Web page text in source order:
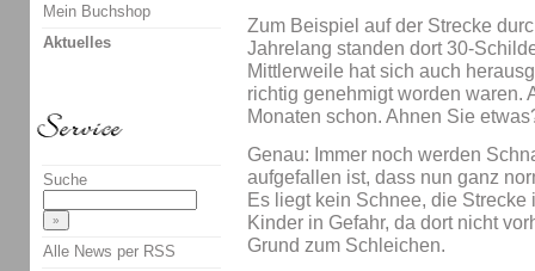
Zum Beispiel auf der Strecke
Jahrelang standen dort 30-
Mittlerweile hat sich auch
richtig genehmigt worden waren.
Monaten schon. Ahnen Sie
Genau: Immer noch werden
aufgefallen ist, dass nun ganz
Es liegt kein Schnee, die
Kinder in Gefahr, da dort nicht
Grund zum Schleichen.
Mein Buchshop
Aktuelles
Suche
Alle News per RSS